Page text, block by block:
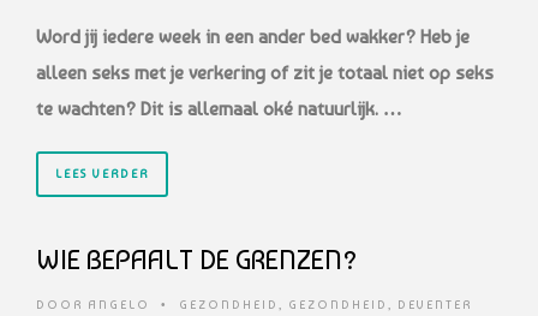
Word jij iedere week in een ander bed wakker? Heb je
alleen seks met je verkering of zit je totaal niet op seks
te wachten? Dit is allemaal oké natuurlijk. …
LEES VERDER
WIE BEPAALT DE GRENZEN?
DOOR ANGELO • GEZONDHEID GEZONDHEID DEVENTER